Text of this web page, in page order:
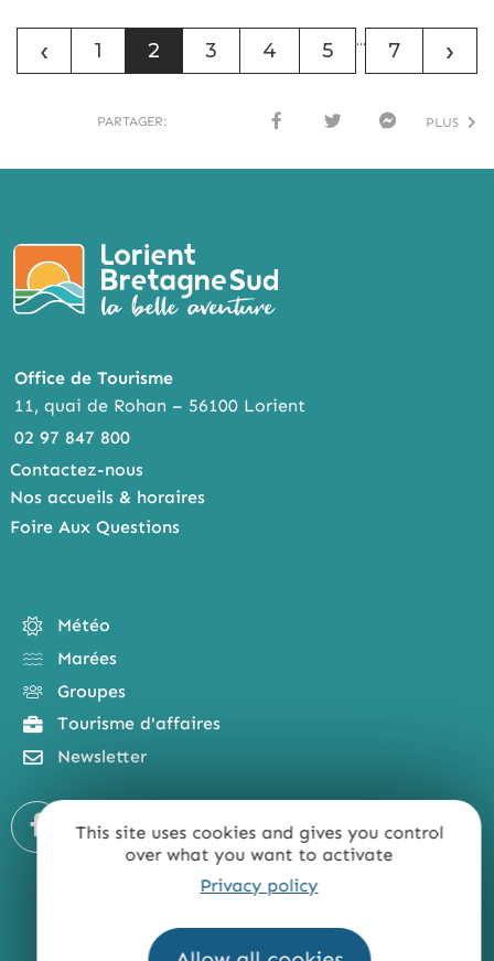
This site uses cookies and gives you control
over what you want to activate
Privacy policy
‹ 1 2 3 4 5 ... 7 ›
PARTAGER:
BOO
TTER
ENG
PLUS
Office de Tourisme
11, quai de Rohan – 56100 Lorient
02 97 847 800
Contactez-nous
Nos accueils & horaires
Foire Aux Questions
Météo
Marées
Groupes
Tourisme d'affaires
Newsletter